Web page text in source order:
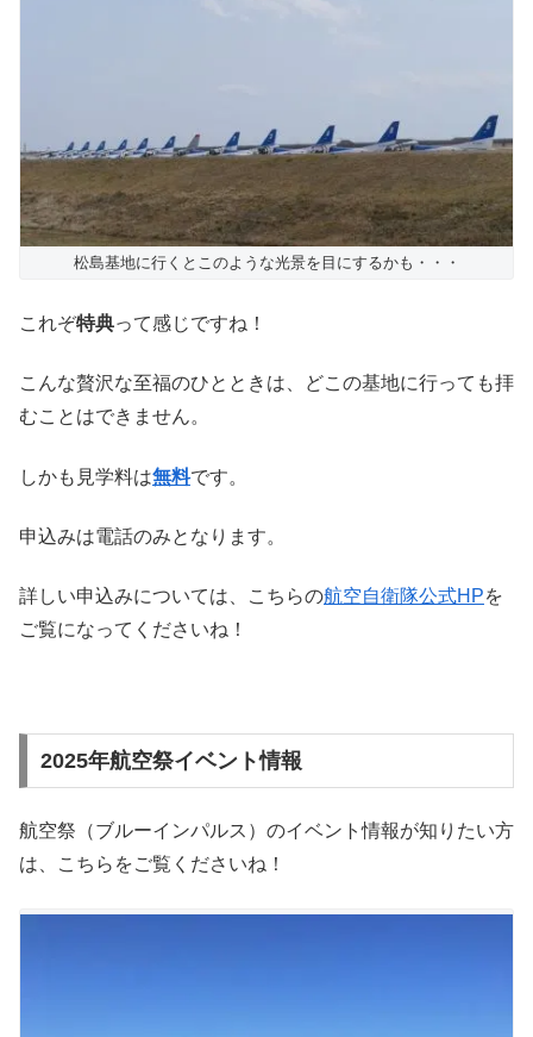
松島基地に行くとこのような光景を目にするかも・・・
これぞ特典って感じですね！
こんな贅沢な至福のひとときは、どこの基地に行っても拝
むことはできません。
しかも見学料は無料です。
申込みは電話のみとなります。
詳しい申込みについては、こちらの航空自衛隊公式HPを
ご覧になってくださいね！
2025年航空祭イベント情報
航空祭（ブルーインパルス）のイベント情報が知りたい方
は、こちらをご覧くださいね！